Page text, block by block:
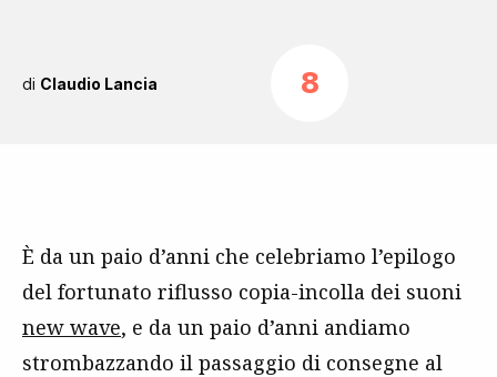
di Claudio Lancia 8
È da un paio d’anni che celebriamo l’epilogo
del fortunato riflusso copia-incolla dei suoni
new wave, e da un paio d’anni andiamo
strombazzando il passaggio di consegne al